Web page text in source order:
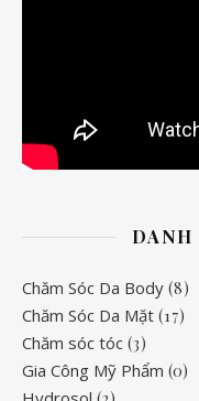
DANH
Chăm Sóc Da Body (8)
Chăm Sóc Da Mặt (17)
Chăm sóc tóc (3)
Gia Công Mỹ Phẩm (0)